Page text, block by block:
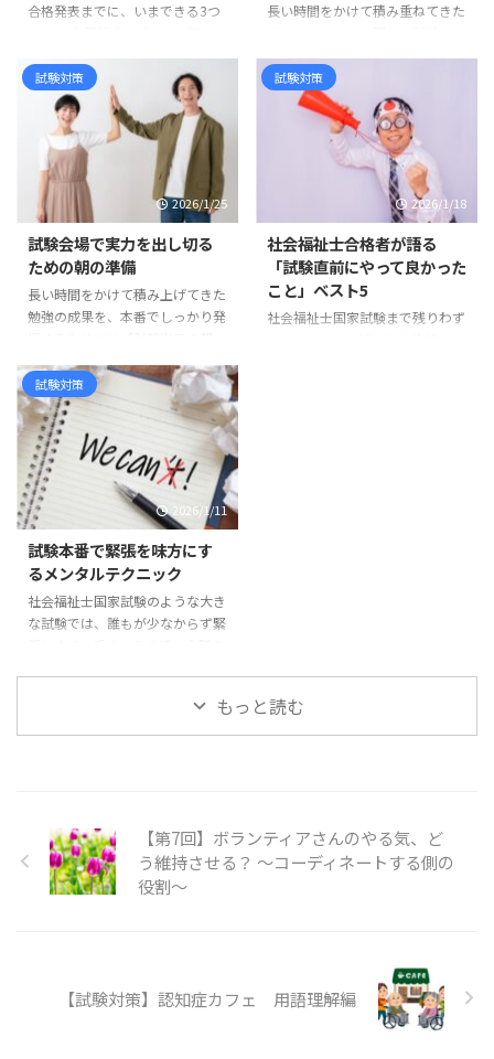
合格発表までに、いまできる3つ
表示された点数を何度も見返して
いませんか。 「あと数点あれば
安心できるのに」「この問題、マ
ークミスしていないだろうか」
「去年のボーダーなら大丈夫かも
しれない」 希望と不安が交互に
押し寄せ、心が落ち着かない日々
を過ごしている方も多いと思いま
で本当にお疲れさまでした、とい
うことです。 ボーダー付近にい
るということは、あなたは確実に
力を積み重ねてきたという証で
ん。 合格発表までの時間は、長
く ...
長い時間をかけて積み重ねてきた
う形で花を咲かせます。ここまで
の道のりを思い出してください。
初めてテキストを開いたときの緊
張、仕事や家庭と両立しながら夜
遅くまで続けた学習、模擬試験で
思うような結果が出ず落ち込んだ
日――それでもあきらめずに今日まで
歩みを進めてきた自分がここにい
すでに大きな力を持っています。
今日までの努力は一夜で消えない
前日になると「覚えきれていな
い」「まだ足りない」と不安が押
試験対策
2026/1/25
試験会場で実力を出し切る
ための朝の準備
長い時間をかけて積み上げてきた
勉強の成果を、本番でしっかり発
どんなに知識を積み重ねても、当
日のコンディションが整っていな
ければ実力を出し切ることは難し
くなります。心身を最高の状態に
整え、不安や焦りを抑えて試験に
臨むために、朝からできる準備に
はコツがあります。ここでは合格
をもとに、試験会場で力を発揮す
るための朝の準備を具体的に紹介
します。 体調を整える朝食 試験
当日の朝食は、集中力と持久力を
試験対策
2026/1/18
社会福祉士合格者が語る
「試験直前にやって良かった
こと」ベスト5
社会福祉士国家試験まで残りわず
試験対策
2026/1/11
試験本番で緊張を味方にす
るメンタルテクニック
社会福祉士国家試験のような大き
な試験では、誰もが少なからず緊
け取ってしまうと、さらに不安が
増してしまいます。しかし緊張は
とではなく、味方につけることで
す。 深呼吸と呼吸リズムの活用
試験直前にできる最もシンプルで
もっと読む
【第7回】ボランティアさんのやる気、ど
う維持させる？ ～コーディネートする側の
役割～
【試験対策】認知症カフェ 用語理解編